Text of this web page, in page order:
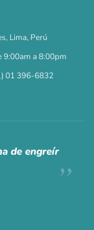
SEG
✕
Lima, Perú
9:00am a 8:00pm
01 396-6832
de engreír